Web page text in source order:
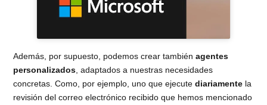
Además, por supuesto, podemos crear tambiénagentes
personalizados , adaptados a nuestras necesidades
concretas. Como, por ejemplo, uno que ejecutediariamente la
revisión del correo electrónico recibido que hemos mencionado